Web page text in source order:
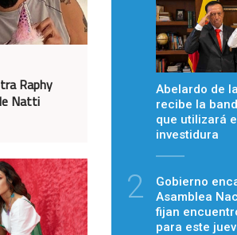
Raphy
Natti
Abelardo de
recibe la
que utilizará
investidura
2
Gobierno
Asamblea
fijan
para este